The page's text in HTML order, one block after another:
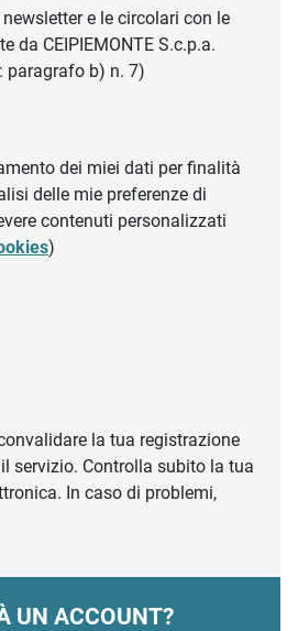
e le circolari con le
da CEIPIEMONTE S.c.p.a.
: paragrafo b) n. 7)
dei miei dati per finalità
delle mie preferenze di
contenuti personalizzati
)
la tua registrazione
servizio. Controlla subito la tua
In caso di problemi,
UN ACCOUNT?